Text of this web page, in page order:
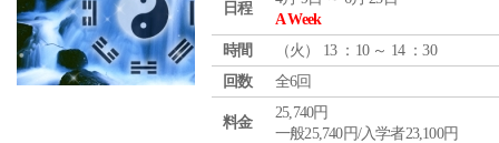
日程
A Week
時間
（火 ） 13 ：10 ～ 14 ：30
回数
全6回
料金
25,740円
一般25,740円/入学者23,100円